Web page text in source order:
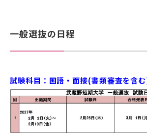
一般選抜の日程
試験科目：国語・面接(書類審査を含